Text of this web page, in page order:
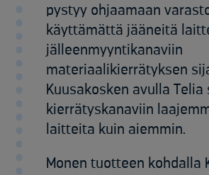
pystyy ohjaamaan
käyttämättä jääneitä
jälleenmyyntikanaviin
materiaalikierrätyksen
Kuusakosken avulla
kierrätyskanaviin
laitteita kuin aiemmin.
Monen tuotteen kohdalla